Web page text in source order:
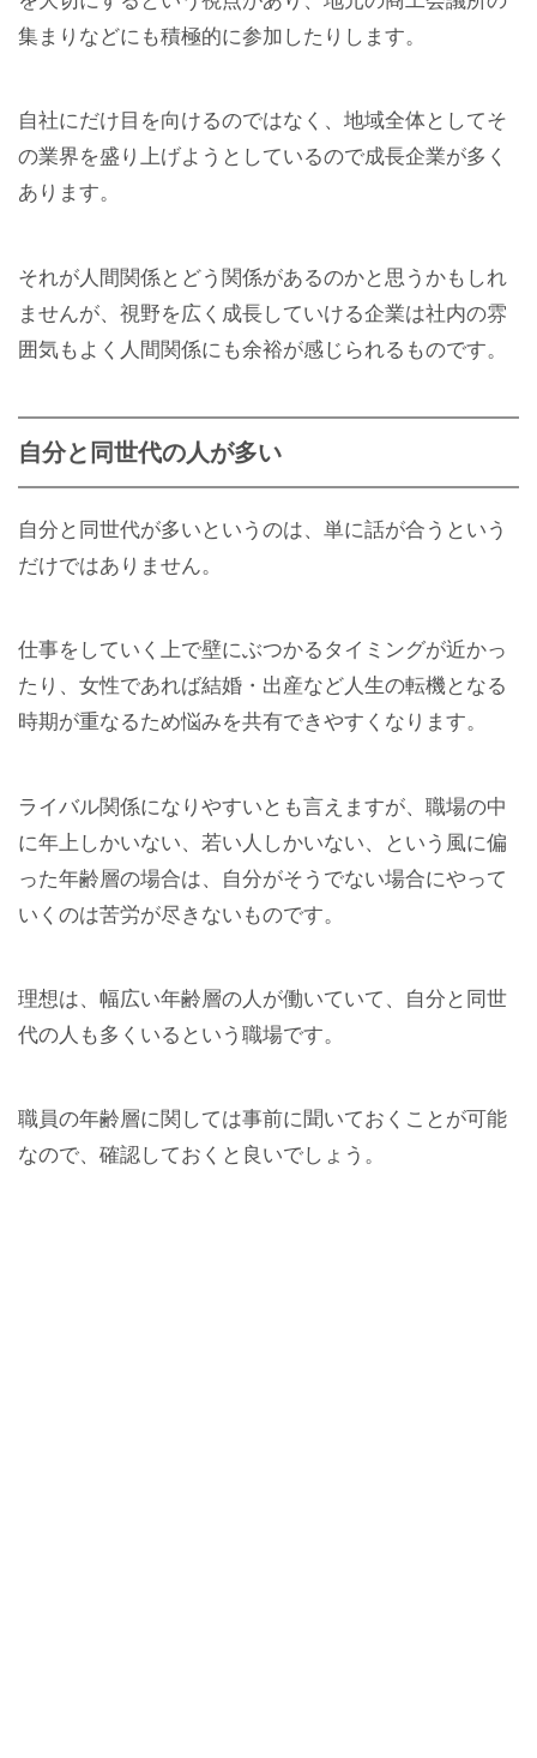
集まりなどにも積極的に参加したりします。
自社にだけ目を向けるのではなく、地域全体としてそ
の業界を盛り上げようとしているので成長企業が多く
あります。
それが人間関係とどう関係があるのかと思うかもしれ
ませんが、視野を広く成長していける企業は社内の雰
囲気もよく人間関係にも余裕が感じられるものです。
自分と同世代の人が多い
自分と同世代が多いというのは、単に話が合うという
だけではありません。
仕事をしていく上で壁にぶつかるタイミングが近かっ
たり、女性であれば結婚・出産など人生の転機となる
時期が重なるため悩みを共有できやすくなります。
ライバル関係になりやすいとも言えますが、職場の中
に年上しかいない、若い人しかいない、という風に偏
った年齢層の場合は、自分がそうでない場合にやって
いくのは苦労が尽きないものです。
理想は、幅広い年齢層の人が働いていて、自分と同世
代の人も多くいるという職場です。
職員の年齢層に関しては事前に聞いておくことが可能
なので、確認しておくと良いでしょう。